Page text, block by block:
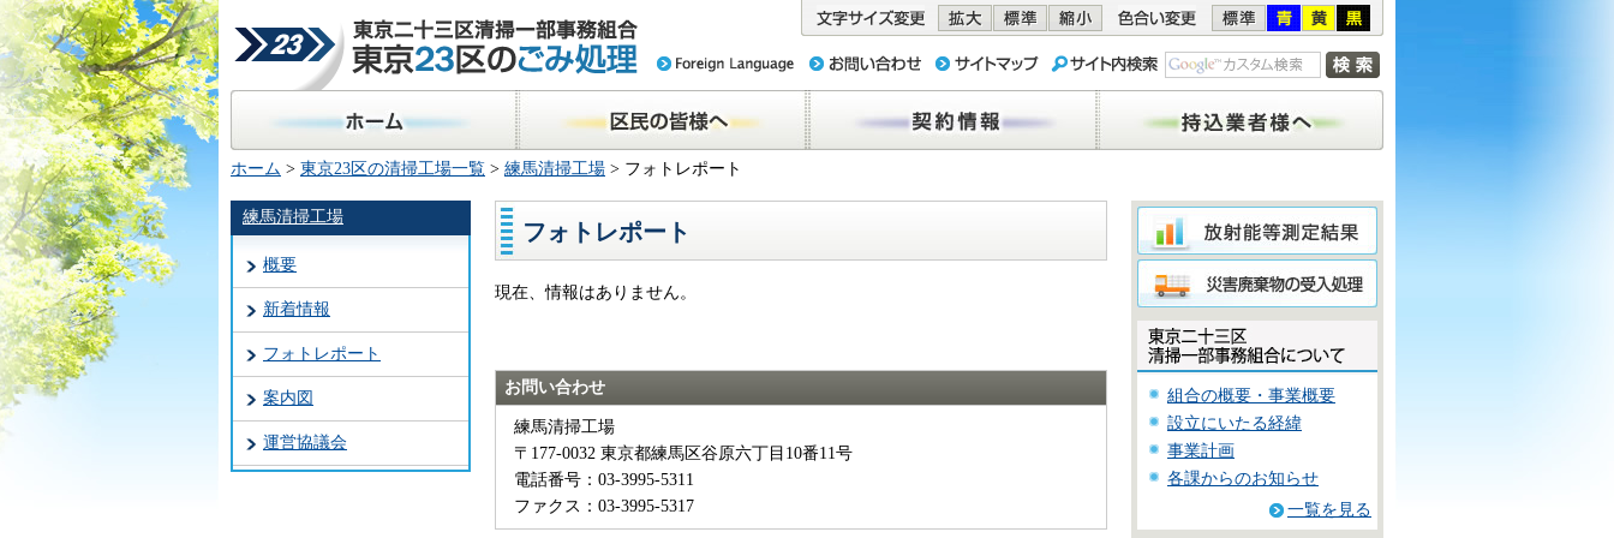
東京二十三区清掃一部事務組合 東京
23区のごみ処理
ホーム 区民の皆様へ 契約情報 持込業者様へ
ホーム > 東京23区の清掃工場一覧 > 練馬清掃工場 > フォトレポート
練馬清掃工場
概要
新着情報
フォトレポート
案内図
運営協議会
フォトレポート
現在、情報はありません。
お問い合わせ
練馬清掃工場
〒177-0032 東京都練馬区谷原六丁目10番11号
電話番号：03-3995-5311
ファクス：03-3995-5317
組合の概要・事業概要
設立にいたる経緯
事業計画
各課からのお知らせ
一覧を見る